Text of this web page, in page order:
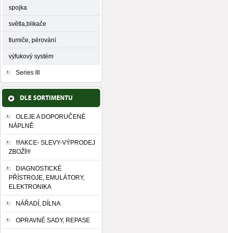
spojka
světla,blikače
tlumiče, pérování
výfukový systém
Series III
DLE SORTIMENTU
OLEJE A DOPORUČENÉ
NÁPLNĚ
!!!AKCE- SLEVY-VÝPRODEJ
ZBOŽÍ!!!
DIAGNOSTICKÉ
PŘÍSTROJE, EMULÁTORY,
ELEKTRONIKA
NÁŘADÍ, DÍLNA
OPRAVNÉ SADY, REPASE